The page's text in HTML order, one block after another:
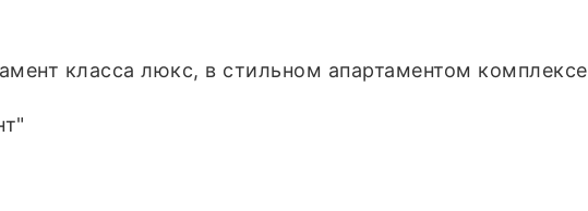
класса люкс, в стильном апартаментом комплексе